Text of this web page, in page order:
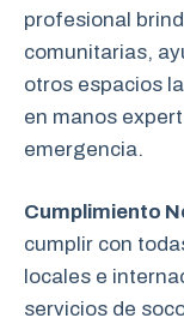
profesional
comunitarias,
otros espacios
en manos
emergencia.
Cumplimiento
cumplir con
locales e
servicios de